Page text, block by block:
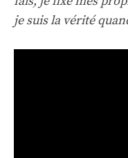
je suis la vérité